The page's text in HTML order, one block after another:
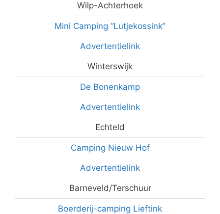
Wilp-Achterhoek
Mini Camping “Lutjekossink”
Advertentielink
Winterswijk
De Bonenkamp
Advertentielink
Echteld
Camping Nieuw Hof
Advertentielink
Barneveld/Terschuur
Boerderij-camping Lieftink